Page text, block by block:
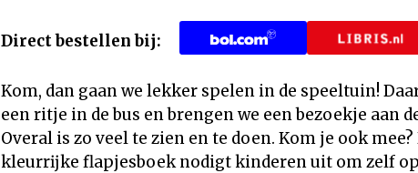
Direct bestellen bij:
Kom, dan gaan we lekker spelen in de speeltuin!
een ritje in de bus en brengen we een bezoekje aan
Overal is zo veel te zien en te doen. Kom je ook
kleurrĳke flapjesboek nodigt kinderen uit om zelf op